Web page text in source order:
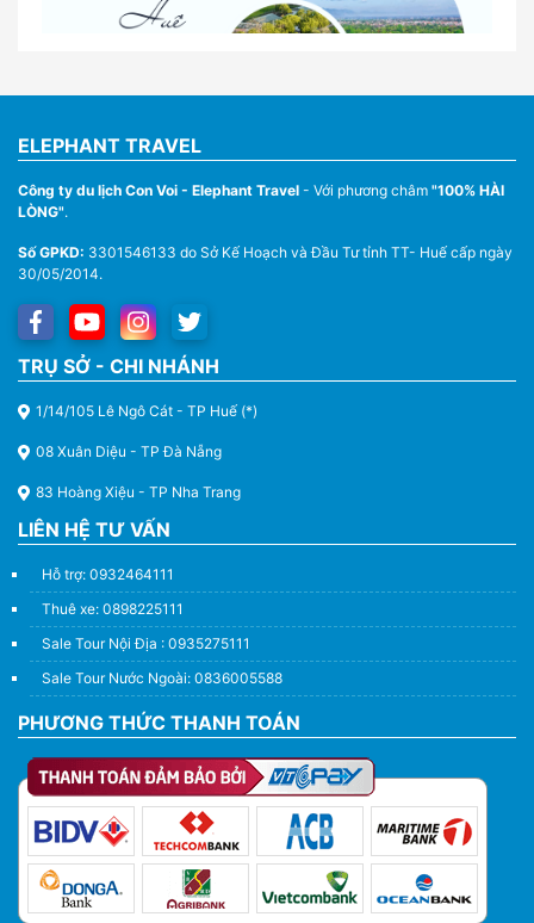
Sân Bay Phú Bài Đi Thánh Địa La Vang
Thuê Xe Du Lịch Tại Huế – Từ 4 Chỗ Đến 45 Chỗ
ELEPHANT TRAVEL
Công ty du lịch Con Voi - Elephant Travel - Với phương châm "100% HÀI
LÒNG".
Số GPKD: 3301546133 do Sở Kế Hoạch và Đầu Tư tỉnh TT- Huế cấp ngày
30/05/2014.
TRỤ SỞ - CHI NHÁNH
1/14/105 Lê Ngô Cát - TP Huế (*)
08 Xuân Diệu - TP Đà Nẵng
83 Hoàng Xiệu - TP Nha Trang
LIÊN HỆ TƯ VẤN
Hỗ trợ: 0932464111
Thuê xe: 0898225111
Sale Tour Nội Địa : 0935275111
Sale Tour Nước Ngoài: 0836005588
PHƯƠNG THỨC THANH TOÁN